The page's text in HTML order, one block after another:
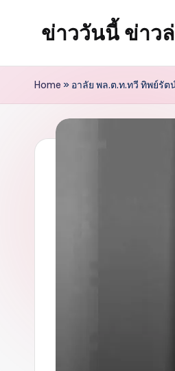
ข่าววันนี้ ข่าว
Home » อาลัย พล.ต.ท.ทวี ทิพย์รั